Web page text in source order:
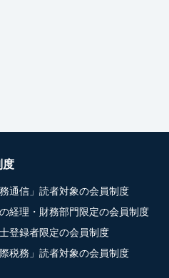
度
務通信」読者対象の会員制度
経理・財務部門限定の会員制度
登録者限定の会員制度
際税務」読者対象の会員制度